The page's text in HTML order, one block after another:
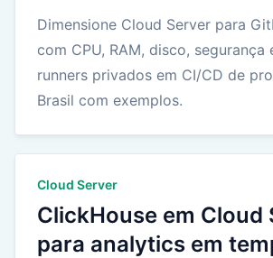
Dimensione Cloud Server para
com CPU, RAM, disco, segurança
runners privados em CI/CD de
Brasil com exemplos.
Cloud Server
ClickHouse em Cloud
para analytics em